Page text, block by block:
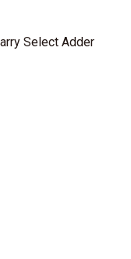
Select Adder